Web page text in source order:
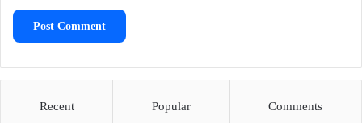
Recent Popular Comments